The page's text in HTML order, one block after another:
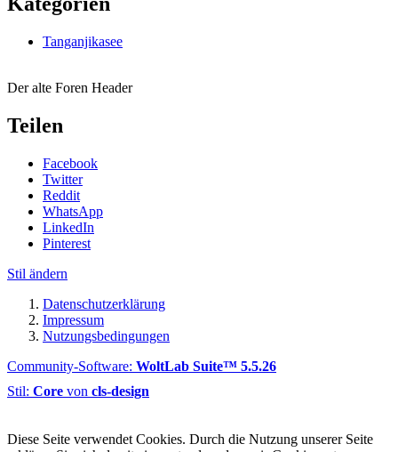
Tanganjikasee
Der alte Foren Header
Teilen
Facebook
Twitter
Reddit
WhatsApp
LinkedIn
Pinterest
Stil ändern
Datenschutzerklärung
Impressum
Nutzungsbedingungen
Community-Software: WoltLab Suite™ 5.5.26
Stil: Core von cls-design
Diese Seite verwendet Cookies. Durch die Nutzung unserer Seite